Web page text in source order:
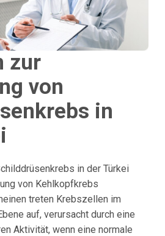
zur
von
in
in der Türkei
von Kehlkopfkrebs
treten Krebszellen im
auf, verursacht durch eine
Aktivität, wenn eine normale